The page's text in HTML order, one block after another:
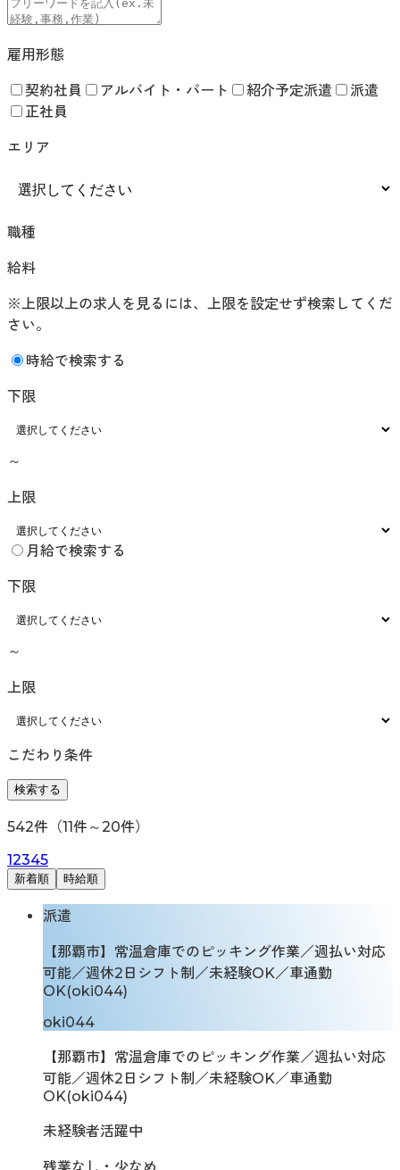
雇用形態
契約社員 アルバイト・パート 紹介予定派遣
派遣
正社員
エリア
職種
給料
※上限以上の求人を見るには、上限を設定せず検索してくだ
さい。
時給で検索する
下限
～
上限
月給で検索する
下限
～
上限
こだわり条件
検索する
542件（11件～20件）
12345
新着順 時給順
派遣
【那覇市】常温倉庫でのピッキング作業／週払い対応
可能／週休2日シフト制／未経験OK／車通勤
OK(oki044)
oki044
【那覇市】常温倉庫でのピッキング作業／週払い対応
可能／週休2日シフト制／未経験OK／車通勤
OK(oki044)
未経験者活躍中